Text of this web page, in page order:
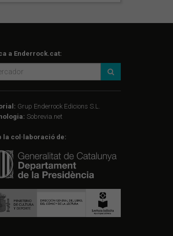
a Enderrock.cat:
Grup Enderrock Edicions S.L.
Sobrevia.net
la col·laboració de: